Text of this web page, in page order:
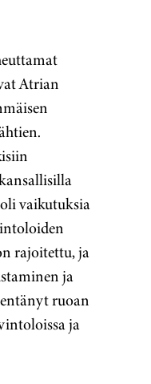
Atrian
vaikutuksia
rajoitettu, ja
ja
ruoan
ja